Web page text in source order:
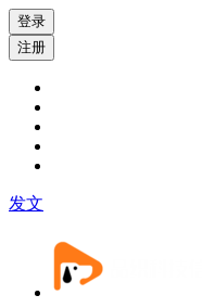
登录
注册
发文